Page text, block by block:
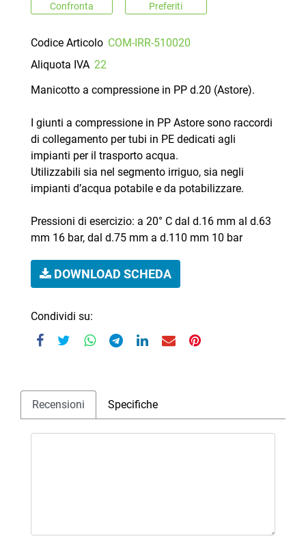
Confronta Preferiti
Codice Articolo COM-IRR-510020
Aliquota IVA 22
Manicotto a compressione in PP d.20 (Astore).
I giunti a compressione in PP Astore sono raccordi
di collegamento per tubi in PE dedicati agli
impianti per il trasporto acqua.
Utilizzabili sia nel segmento irriguo, sia negli
impianti d’acqua potabile e da potabilizzare.
Pressioni di esercizio: a 20° C dal d.16 mm al d.63
mm 16 bar, dal d.75 mm a d.110 mm 10 bar
DOWNLOAD SCHEDA
Condividi su:
Recensioni Specifiche